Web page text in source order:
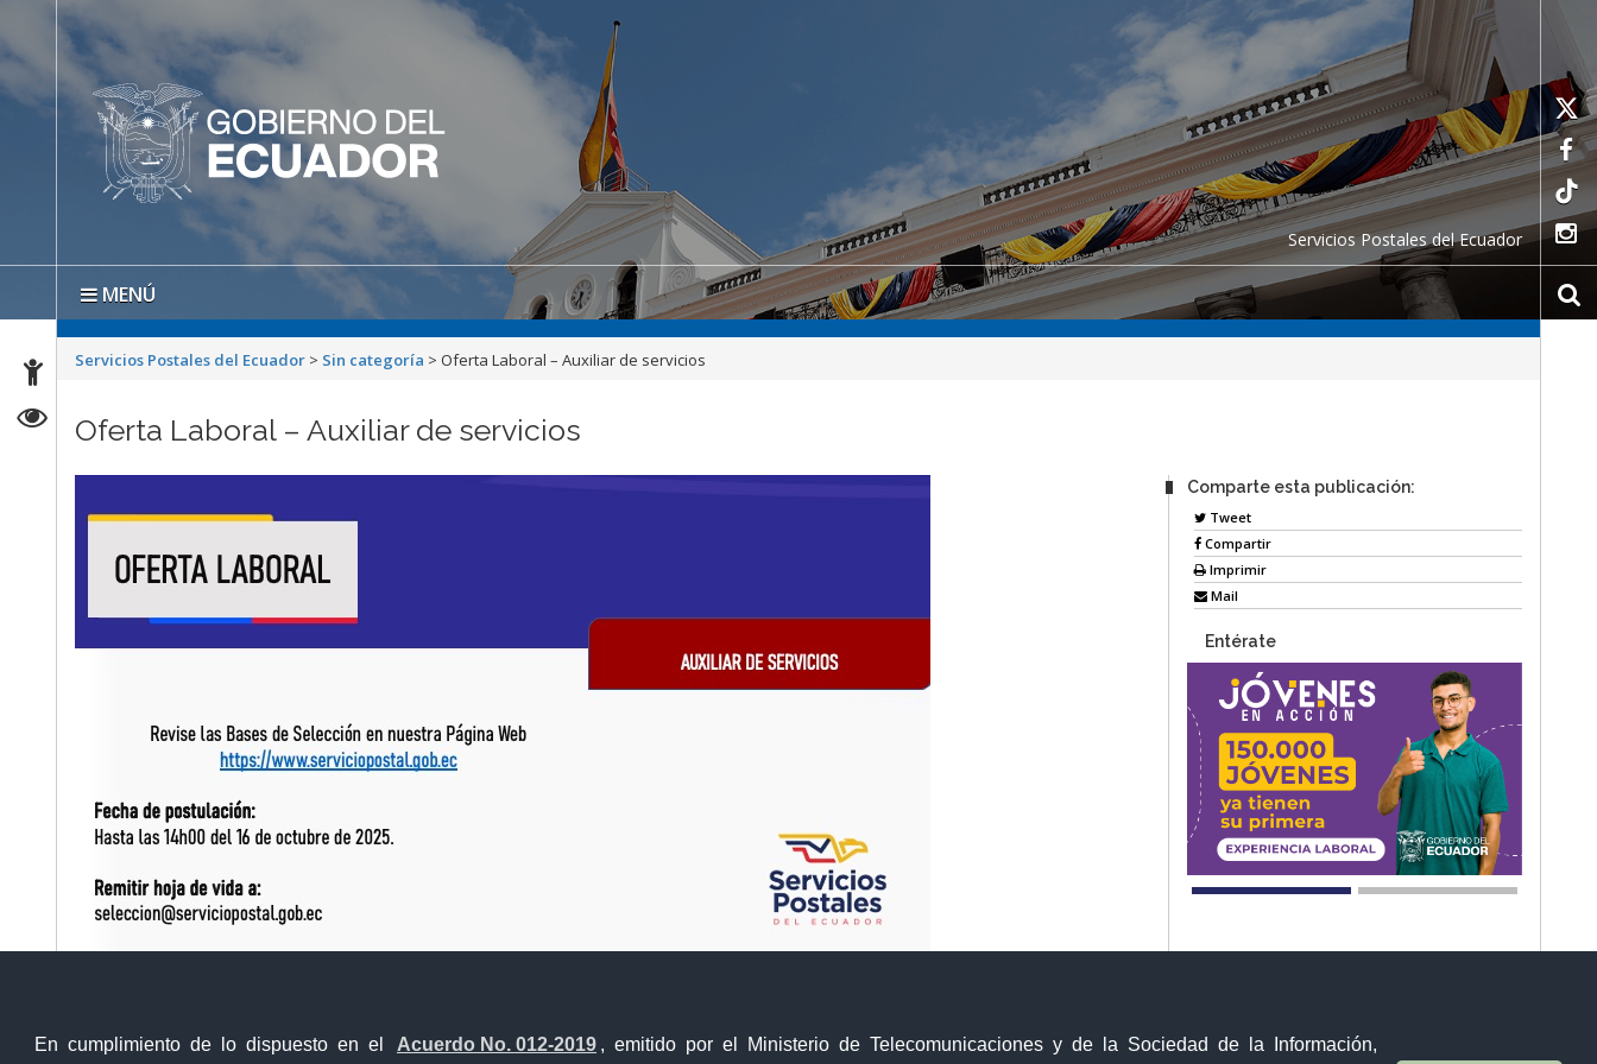
En cumplimiento de lo dispuesto en el Acuerdo No. 012-2019 , emitido por el Ministerio de Telecomunicaciones y de la Sociedad de la Información,
Servicios Postales del Ecuador
MENÚ
Servicios Postales del Ecuador > Sin categoría > Oferta Laboral – Auxiliar de servicios
Oferta Laboral – Auxiliar de servicios
Comparte esta publicación:
Tweet
Compartir
Imprimir
Mail
Entérate
Sistema Nacional de Información (SNI)